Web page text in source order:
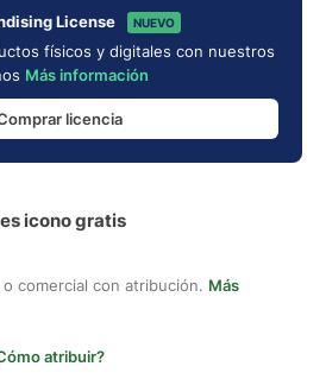
License NUEVO
físicos y digitales con nuestros
Más información
licencia
icono gratis
comercial con atribución. Más
atribuir?